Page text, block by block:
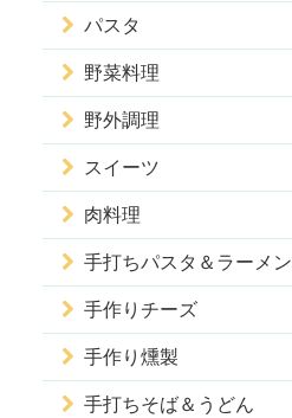
パスタ
野菜料理
野外調理
スイーツ
肉料理
手打ちパスタ＆ラーメン
手作りチーズ
手作り燻製
手打ちそば＆うどん